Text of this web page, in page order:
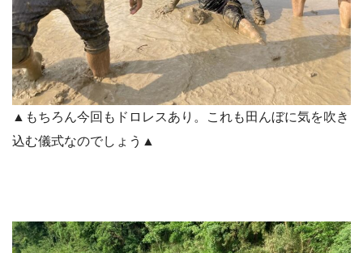
▲もちろん今回もドロレスあり。これも田んぼに気を吹き
込む儀式なのでしょう▲